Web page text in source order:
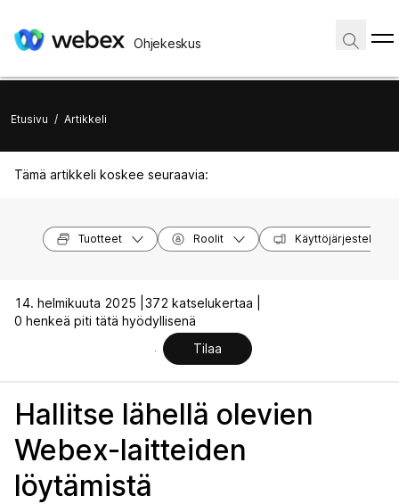
Ohjekeskus
Etusivu / Artikkeli
Tämä artikkeli koskee seuraavia:
Tuotteet Roolit Käyttöjärjestelmät
14. helmikuuta 2025 | 372 katselukertaa |
0 henkeä piti tätä hyödyllisenä
Tilaa
Hallitse lähellä olevien
Webex-laitteiden
löytämistä